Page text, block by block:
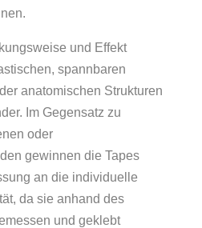
und Effekt
spannbaren
anatomischen Strukturen
Im Gegensatz zu
oder
gewinnen die Tapes
an die individuelle
da sie anhand des
und geklebt